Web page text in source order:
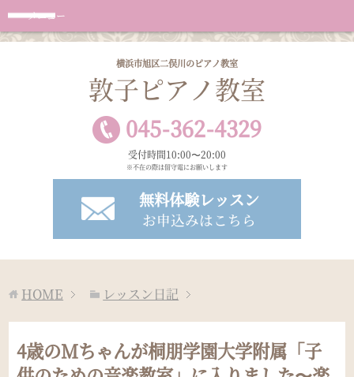
横浜市旭区二俣川のピアノ教室
敦子ピアノ教室
045-362-4329
受付時間10:00〜20:00
※不在の際は留守電にお願いします
無料体験レッスン
お申込みはこちら
メニュー
HOME レッスン日記
4歳のMちゃんが桐朋学園大学附属「子